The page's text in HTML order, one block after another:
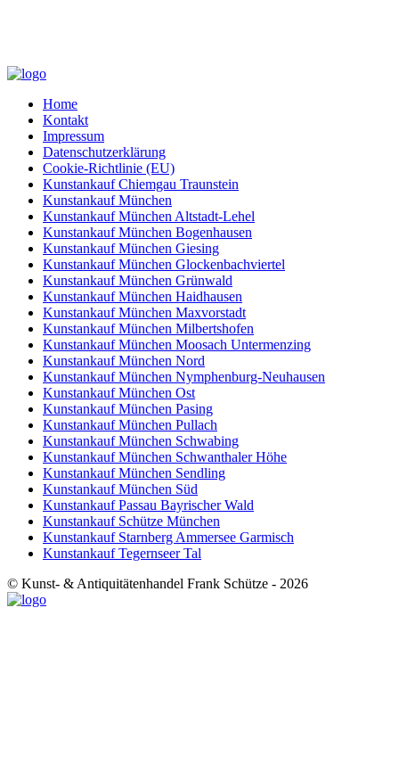
Home
Kontakt
Impressum
Datenschutzerklärung
Cookie-Richtlinie (EU)
Kunstankauf Chiemgau Traunstein
Kunstankauf München
Kunstankauf München Altstadt-Lehel
Kunstankauf München Bogenhausen
Kunstankauf München Giesing
Kunstankauf München Glockenbachviertel
Kunstankauf München Grünwald
Kunstankauf München Haidhausen
Kunstankauf München Maxvorstadt
Kunstankauf München Milbertshofen
Kunstankauf München Moosach Untermenzing
Kunstankauf München Nord
Kunstankauf München Nymphenburg-Neuhausen
Kunstankauf München Ost
Kunstankauf München Pasing
Kunstankauf München Pullach
Kunstankauf München Schwabing
Kunstankauf München Schwanthaler Höhe
Kunstankauf München Sendling
Kunstankauf München Süd
Kunstankauf Passau Bayrischer Wald
Kunstankauf Schütze München
Kunstankauf Starnberg Ammersee Garmisch
Kunstankauf Tegernseer Tal
© Kunst- & Antiquitätenhandel Frank Schütze - 2026